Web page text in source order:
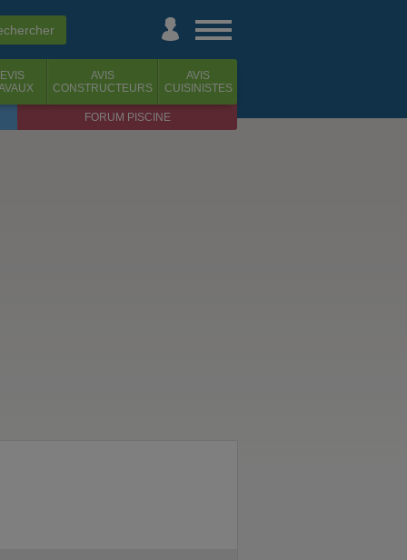
AVIS
CONSTRUCTEURS
AVIS
CUISINISTES
FORUM PISCINE